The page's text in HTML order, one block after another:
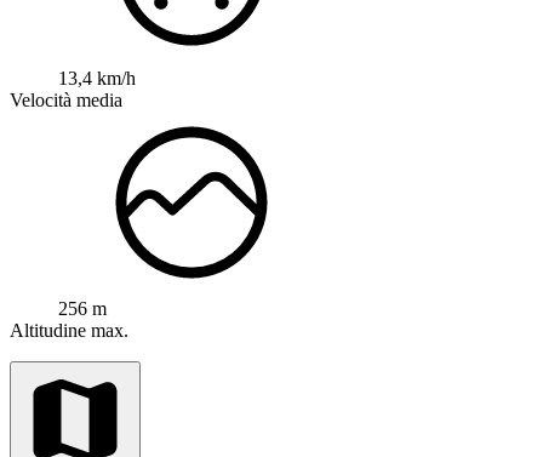
13,4 km/h
Velocità media
256 m
Altitudine max.